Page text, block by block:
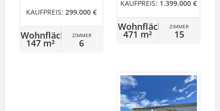
KAUFPREIS: 299.000 €
Wohnfläche
147 m²
ZIMMER
6
KAUFPREIS: 1.399.000 €
Wohnfläche
471 m²
ZIMMER
15